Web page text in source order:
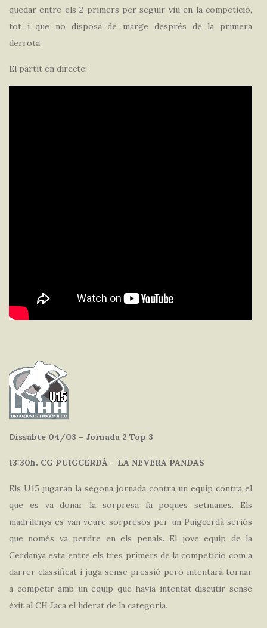
quedar entre els 2 primers per seguir viu en la competició,
tot i que no disposa de marge després de la primera
derrota.
El partit en directe:
Dissabte 04/03 – Jornada 2 Top 3
13:30h. CG PUIGCERDÀ – LA NEVERA PANDAS
Els U15 jugaran la segona jornada contra un equip contra el
que es va donar la sorpresa fa poques setmanes. Els
madrilenys es van veure sorpresos per un Puigcerdà seriós
que només va perdre en els penals. El jove equip de la
Cerdanya està entre els tres primers de la competició com a
darrer classificat i juga sense pressió però intentarà tornar
a competir amb un equip que havia intentat discutir sense
èxit al CH Jaca el liderat de la categoria.